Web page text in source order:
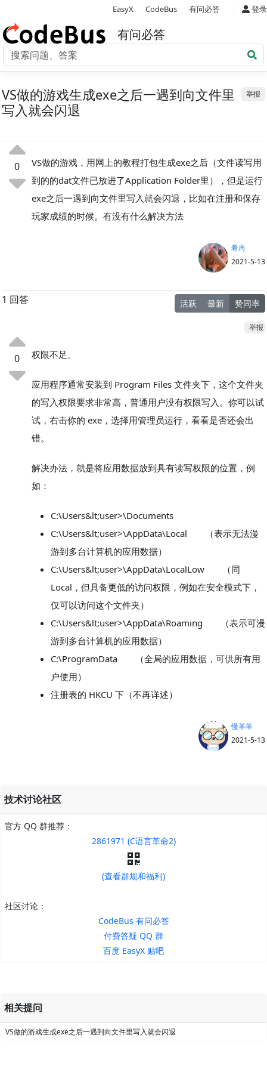
EasyX CodeBus 有问必答 登录
有问必答
举报
VS做的游戏生成exe之后一遇到向文件里
写入就会闪退
0
VS做的游戏，用网上的教程打包生成exe之后（文件读写用
到的的dat文件已放进了Application Folder里），但是运行
exe之后一遇到向文件里写入就会闪退，比如在注册和保存
玩家成绩的时候。有没有什么解决方法
希冉
2021-5-13
1 回答 活跃 最新 赞同率
举报
0 权限不足。
应用程序通常安装到 Program Files 文件夹下，这个文件夹
的写入权限要求非常高，普通用户没有权限写入。你可以试
试，右击你的 exe，选择用管理员运行，看看是否还会出
错。
解决办法，就是将应用数据放到具有读写权限的位置，例
如：
C:\Users&lt;user>\Documents
C:\Users&lt;user>\AppData\Local （表示无法漫
游到多台计算机的应用数据）
C:\Users&lt;user>\AppData\LocalLow （同
Local，但具备更低的访问权限，例如在安全模式下，
仅可以访问这个文件夹）
C:\Users&lt;user>\AppData\Roaming （表示可漫
游到多台计算机的应用数据）
C:\ProgramData （全局的应用数据，可供所有用
户使用）
注册表的 HKCU 下（不再详述）
慢羊羊
2021-5-13
技术讨论社区
官方 QQ 群推荐：
2861971 (C语言革命2)
(查看群规和福利)
社区讨论：
CodeBus 有问必答
付费答疑 QQ 群
百度 EasyX 贴吧
相关提问
VS做的游戏生成exe之后一遇到向文件里写入就会闪退